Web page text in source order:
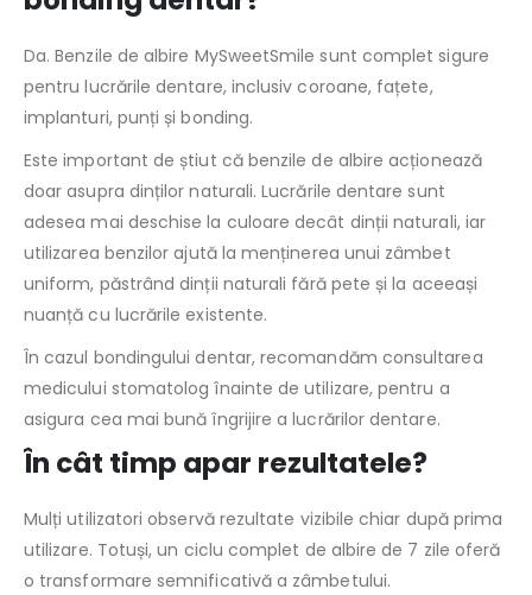
Da. Benzile de albire MySweetSmile sunt complet sigure
pentru lucrările dentare, inclusiv coroane, fațete,
implanturi, punți și bonding.
Este important de știut că benzile de albire acționează
doar asupra dinților naturali. Lucrările dentare sunt
adesea mai deschise la culoare decât dinții naturali, iar
utilizarea benzilor ajută la menținerea unui zâmbet
uniform, păstrând dinții naturali fără pete și la aceeași
nuanță cu lucrările existente.
În cazul bondingului dentar, recomandăm consultarea
medicului stomatolog înainte de utilizare, pentru a
asigura cea mai bună îngrijire a lucrărilor dentare.
În cât timp apar rezultatele?
Mulți utilizatori observă rezultate vizibile chiar după prima
utilizare. Totuși, un ciclu complet de albire de 7 zile oferă
o transformare semnificativă a zâmbetului.